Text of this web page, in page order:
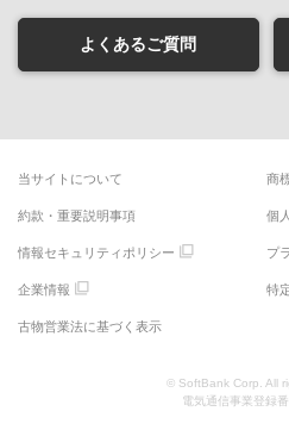
よくあるご質問
当サイトについて 商
約款・重要説明事項 個
情報セキュリティポリシー プ
企業情報 特
古物営業法に基づく表示
© SoftBank Corp. All
電気通信事業登録